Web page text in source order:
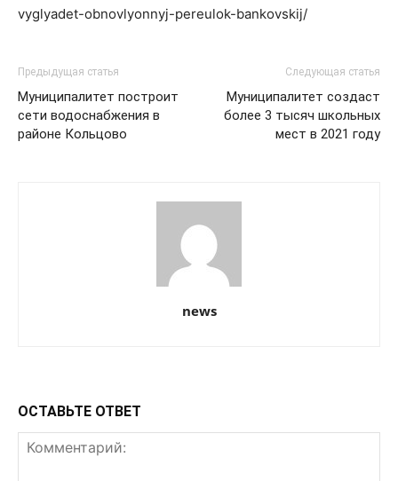
vyglyadet-obnovlyonnyj-pereulok-bankovskij/
Предыдущая статья
Муниципалитет построит
сети водоснабжения в
районе Кольцово
Следующая статья
Муниципалитет создаст
более 3 тысяч школьных
мест в 2021 году
news
ОСТАВЬТЕ ОТВЕТ